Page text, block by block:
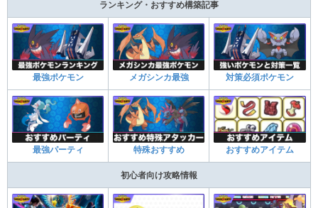
ランキング・おすすめ構築記事
最強ポケモン メガシンカ最強 対策必須ポケモン
最強パーティ 特殊おすすめ おすすめアイテム
初心者向け攻略情報